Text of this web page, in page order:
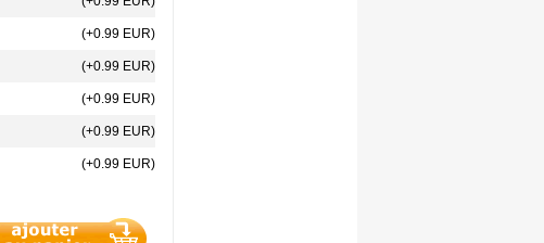
(+0.99 EUR)
(+0.99 EUR)
(+0.99 EUR)
(+0.99 EUR)
(+0.99 EUR)